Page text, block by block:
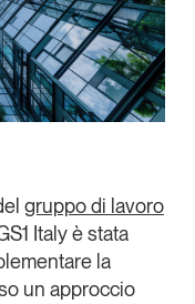
gruppo di lavoro
Italyè stata
la
un approccio